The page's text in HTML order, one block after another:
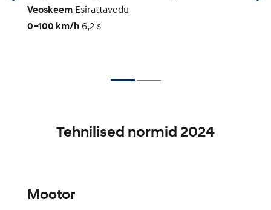
Veoskeem Esirattavedu
0–100 km/h 6,2 s
Tehnilised normid 2024
Mootor